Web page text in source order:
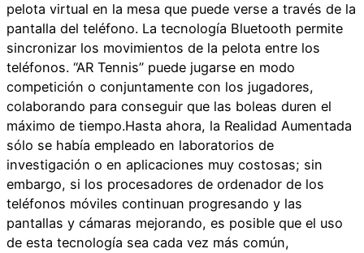
pelota virtual en la mesa que puede verse a través de la
pantalla del teléfono. La tecnología Bluetooth permite
sincronizar los movimientos de la pelota entre los
teléfonos. “AR Tennis” puede jugarse en modo
competición o conjuntamente con los jugadores,
colaborando para conseguir que las boleas duren el
máximo de tiempo.Hasta ahora, la Realidad Aumentada
sólo se había empleado en laboratorios de
investigación o en aplicaciones muy costosas; sin
embargo, si los procesadores de ordenador de los
teléfonos móviles continuan progresando y las
pantallas y cámaras mejorando, es posible que el uso
de esta tecnología sea cada vez más común,